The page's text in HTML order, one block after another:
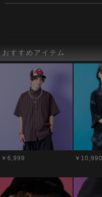
おすすめアイテム
￥6,999 ￥10,990